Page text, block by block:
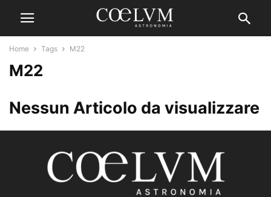
Home Tags M22
M22
Nessun Articolo da visualizzare